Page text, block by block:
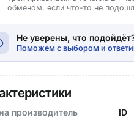
обменом, если что-то не
Не уверены, что
Поможем с выбором и
производитель
ID